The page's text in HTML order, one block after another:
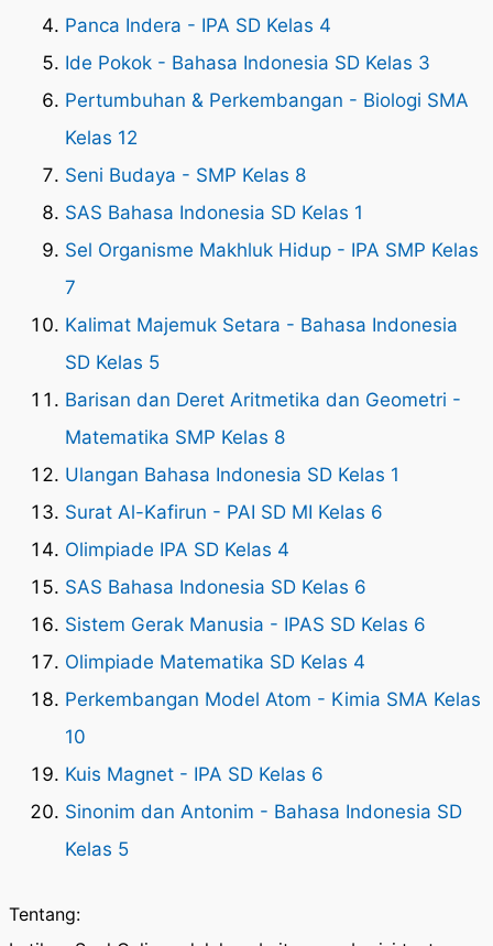
Panca Indera - IPA SD Kelas 4
Ide Pokok - Bahasa Indonesia SD Kelas 3
Pertumbuhan & Perkembangan - Biologi SMA
Kelas 12
Seni Budaya - SMP Kelas 8
SAS Bahasa Indonesia SD Kelas 1
Sel Organisme Makhluk Hidup - IPA SMP Kelas
7
Kalimat Majemuk Setara - Bahasa Indonesia
SD Kelas 5
Barisan dan Deret Aritmetika dan Geometri -
Matematika SMP Kelas 8
Ulangan Bahasa Indonesia SD Kelas 1
Surat Al-Kafirun - PAI SD MI Kelas 6
Olimpiade IPA SD Kelas 4
SAS Bahasa Indonesia SD Kelas 6
Sistem Gerak Manusia - IPAS SD Kelas 6
Olimpiade Matematika SD Kelas 4
Perkembangan Model Atom - Kimia SMA Kelas
10
Kuis Magnet - IPA SD Kelas 6
Sinonim dan Antonim - Bahasa Indonesia SD
Kelas 5
Tentang: